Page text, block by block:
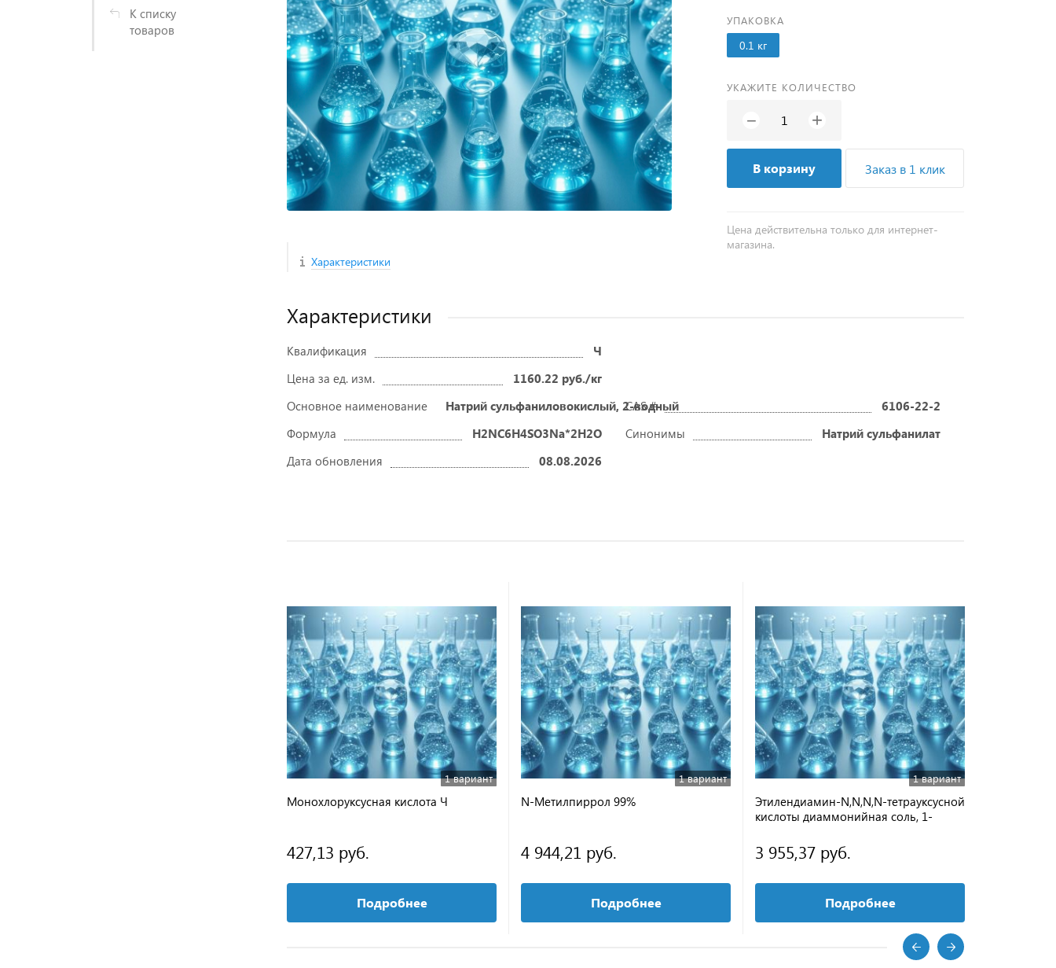
К списку
товаров
Характеристики
УПАКОВКА
0.1 кг
УКАЖИТЕ КОЛИЧЕСТВО
− +
В корзину Заказ в 1 клик
Цена действительна только для интернет-
магазина.
Характеристики
Квалификация
Ч
Цена за ед. изм.
1160.22 руб./кг
Основное наименование
Натрий сульфаниловокислый, 2-водный
CAS #
6106-22-2
Формула
H2NC6H4SO3Na*2H2O Синонимы
Натрий сульфанилат
Дата обновления
08.08.2026
1 вариант
Монохлоруксусная кислота Ч
427,13 руб.
Подробнее
1 вариант
N-Метилпиррол 99%
4 944,21 руб.
Подробнее
1 вариант
Этилендиамин-N,N,N,N-тетрауксусной
кислоты диаммонийная соль, 1-
3 955,37 руб.
Подробнее